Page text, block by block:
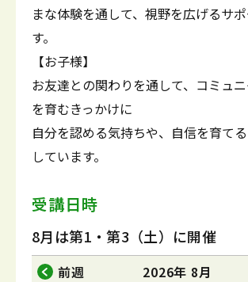
まな体験を通して、視野を広げるサ
す。
【お子様】
お友達との関わりを通して、コミュ
を育むきっかけに
自分を認める気持ちや、自信を育て
しています。
受講日時
8月は第1・第3（土）に開催
前週 2026年 8月